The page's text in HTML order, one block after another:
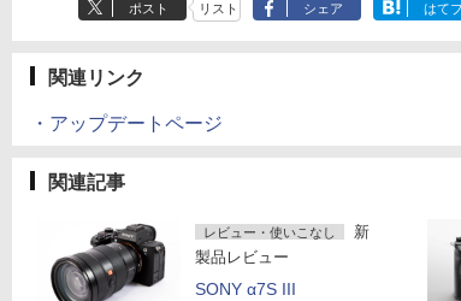
ポスト リスト シェア はて
関連リンク
・アップデートページ
関連記事
レビュー・使いこなし
新
製品レビュー
SONY α7S III